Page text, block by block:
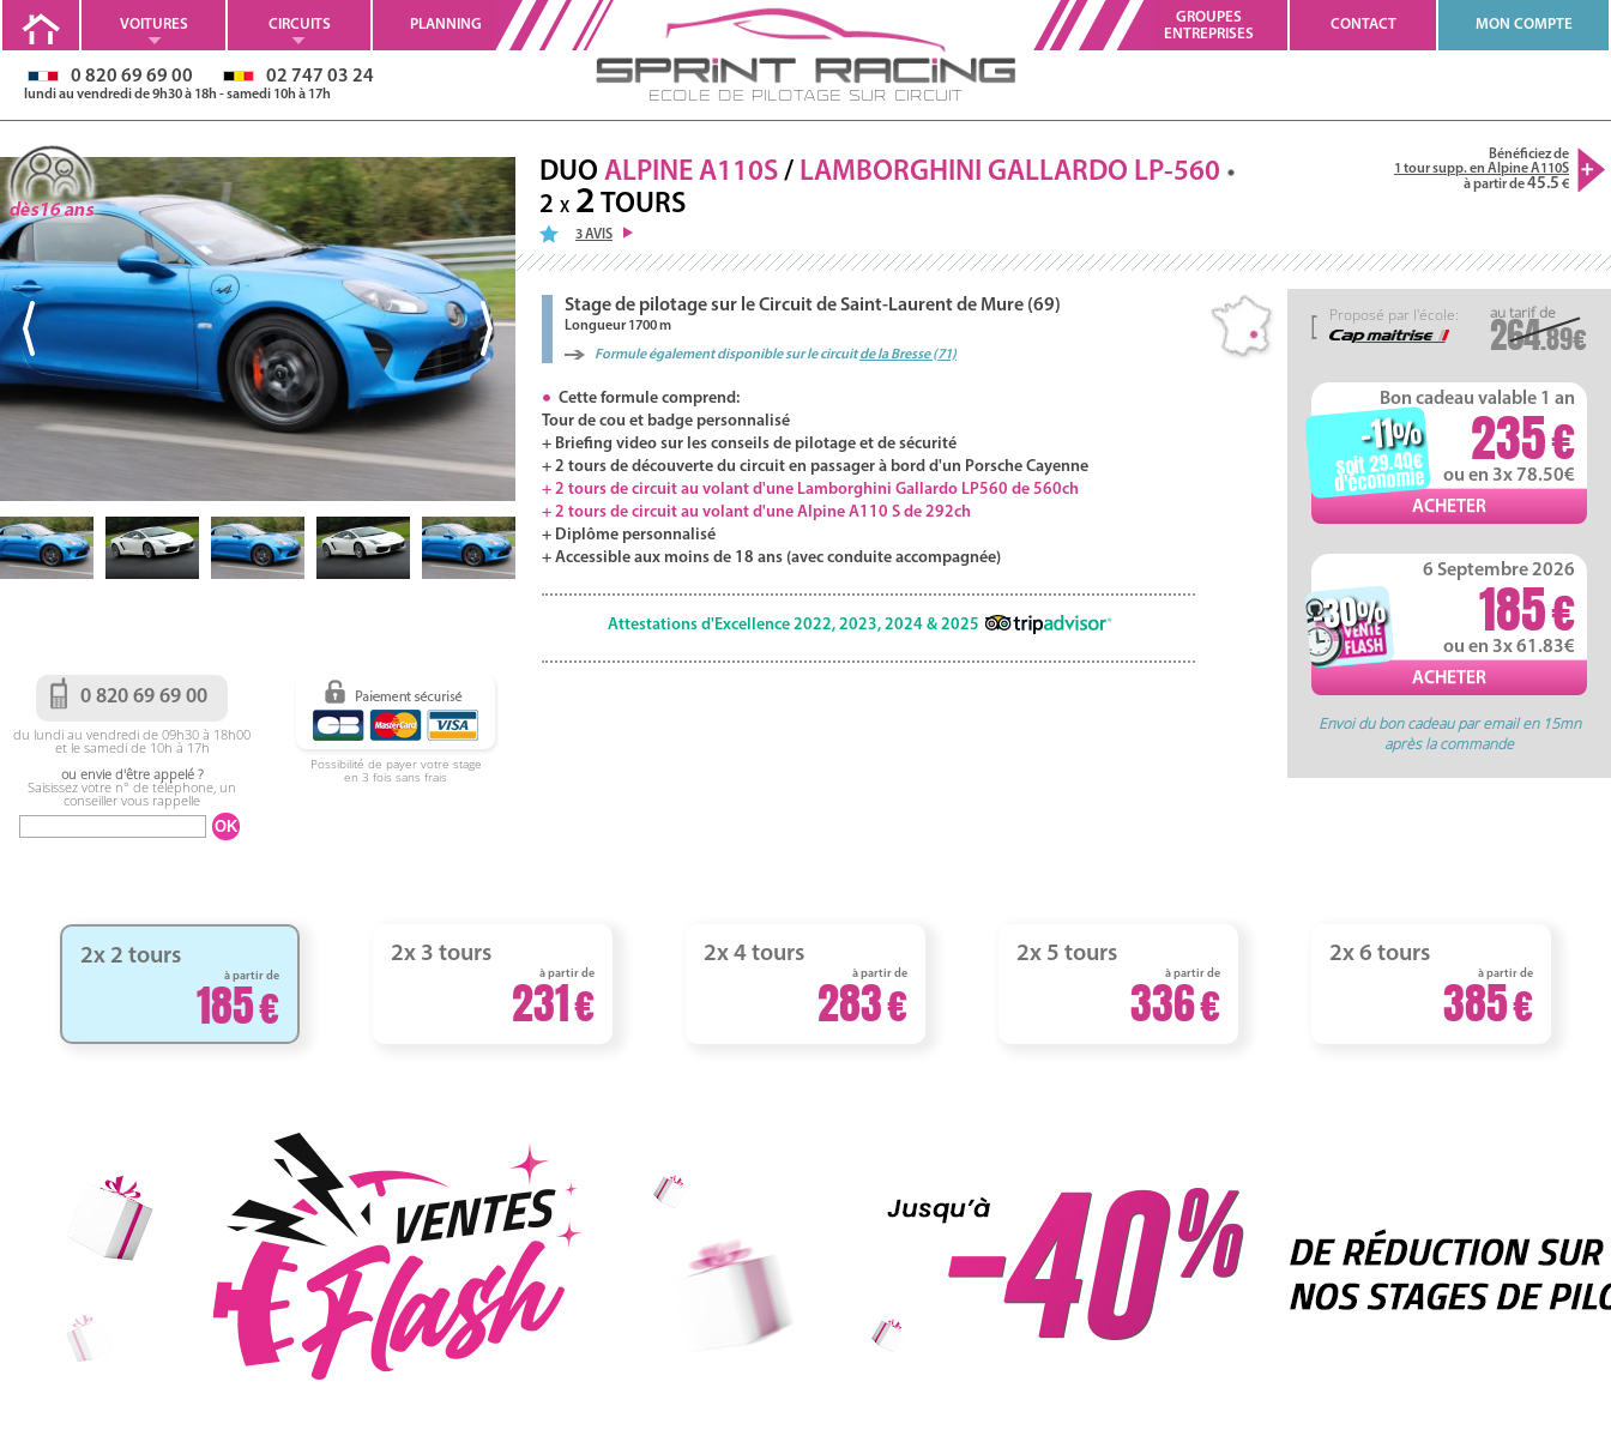
Ecole de Pilotage sur Circuit
VOITURES CIRCUITS PLANNING
GROUPES
ENTREPRISES
CONTACT MON COMPTE
0 820 69 69 00 02 747 03 24
lundi au vendredi de 9h30 à 18h - samedi 10h à 17h
Bénéficiez de
1 tour supp. en Alpine A110S
à partir de45.5
DUO ALPINE A110S / LAMBORGHINI GALLARDO LP-560
2 X 2 TOURS
3 AVIS
264.89
Proposé par l'école:
Bon cadeau valable 1 an
235
ou en 3x 78.50
-11%
soit 29.40
d'économie
6 Septembre 2026
185
ou en 3x 61.83
-30%
Envoi du bon cadeau par email en 15mn
après la commande
Stage de pilotage sur le Circuit de Saint-Laurent de Mure (69)
Longueur 1700 m
Formule également disponible sur le circuitde la Bresse (71)
Cette formule comprend:
Tour de cou et badge personnalisé
+ Briefing video sur les conseils de pilotage et de sécurité
+ 2 tours de découverte du circuit en passager à bord d'un Porsche Cayenne
+ 2 tours de circuit au volant d'une Lamborghini Gallardo LP560 de 560ch
+ 2 tours de circuit au volant d'une Alpine A110 S de 292ch
+ Diplôme personnalisé
+ Accessible aux moins de 18 ans (avec conduite accompagnée)
Attestations d'Excellence 2022, 2023, 2024 & 2025
0 820 69 69 00
du lundi au vendredi de 09h30 à 18h00
et le samedi de 10h à 17h
ou envie d'être appelé ?
Saisissez votre n° de téléphone, un
conseiller vous rappelle
Possibilité de payer votre stage
en 3 fois sans frais
2x 2 tours
à partir de
185
2x 3 tours
à partir de
231
2x 4 tours
à partir de
283
2x 5 tours
à partir de
336
2x 6 tours
à partir de
385